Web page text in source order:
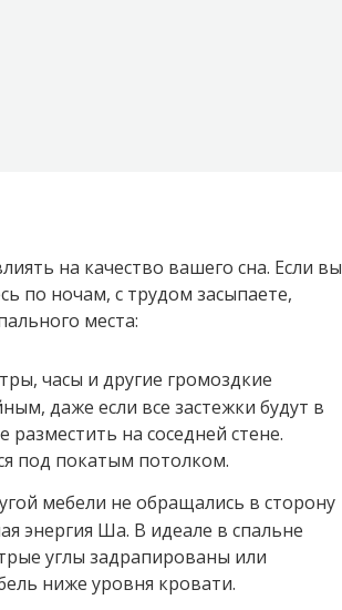
на качество вашего сна. Если вы
по ночам, с трудом засыпаете,
места:
часы и другие громоздкие
даже если все застежки будут в
на соседней стене.
под покатым потолком.
мебели не обращались в сторону
энергия Ша. В идеале в спальне
углы задрапированы или
ниже уровня кровати.